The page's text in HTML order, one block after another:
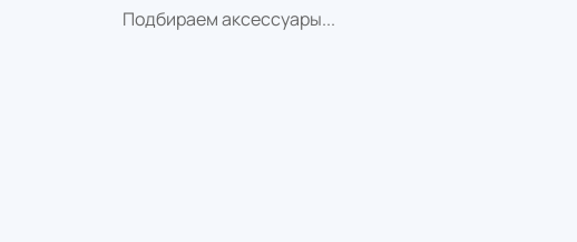
Подбираем аксессуары...